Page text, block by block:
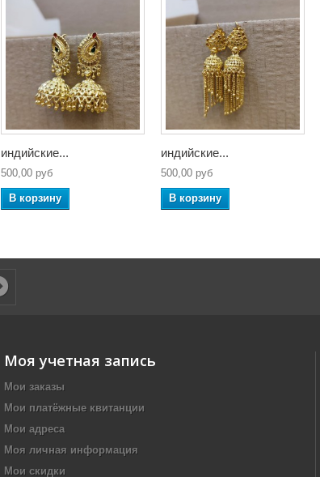
индийские...
500,00 руб
В корзину
индийские...
500,00 руб
В корзину
Моя учетная запись
Мои заказы
Мои платёжные квитанции
Мои адреса
Моя личная информация
Мои скидки